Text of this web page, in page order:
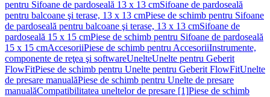
pentru Sifoane de pardoseală 13 x 13 cmSifoane de pardoseală
pentru balcoane şi terase, 13 x 13 cmPiese de schimb pentru Sifoane
de pardoseală pentru balcoane şi terase, 13 x 13 cmSifoane de
pardoseală 15 x 15 cmPiese de schimb pentru Sifoane de pardoseală
15 x 15 cmAccesoriiPiese de schimb pentru AccesoriiInstrumente,
componente de reţea şi softwareUnelteUnelte pentru Geberit
FlowFitPiese de schimb pentru Unelte pentru Geberit FlowFitUnelte
de presare manualăPiese de schimb pentru Unelte de presare
manualăCompatibilitatea uneltelor de presare [1]Piese de schimb